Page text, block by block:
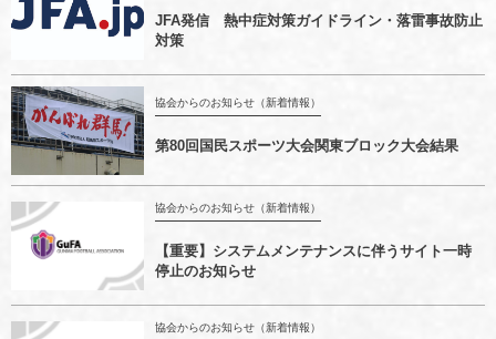
JFA発信 熱中症対策ガイドライン・落雷事故防止
対策
協会からのお知らせ（新着情報）
第80回国民スポーツ大会関東ブロック大会結果
協会からのお知らせ（新着情報）
【重要】システムメンテナンスに伴うサイト一時
停止のお知らせ
協会からのお知らせ（新着情報）